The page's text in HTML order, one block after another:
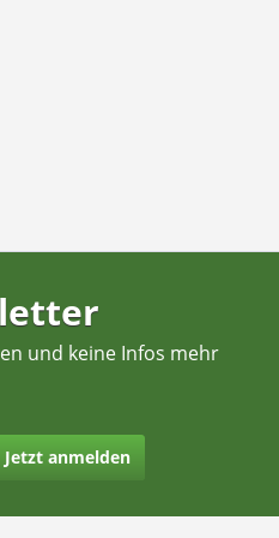
und keine Infos mehr
Jetzt anmelden